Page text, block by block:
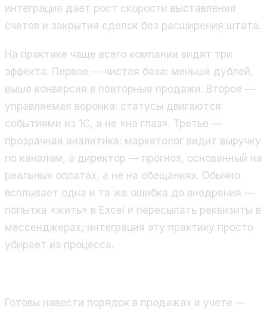
интеграция дает рост скорости выставления
счетов и закрытия сделок без расширения штата.
На практике чаще всего компании видят три
эффекта. Первое — чистая база: меньше дублей,
выше конверсия в повторные продажи. Второе —
управляемая воронка: статусы двигаются
событиями из 1С, а не «на глаз». Третье —
прозрачная аналитика: маркетолог видит выручку
по каналам, а директор — прогноз, основанный на
реальных оплатах, а не на обещаниях. Обычно
всплывает одна и та же ошибка до внедрения —
попытка «жить» в Excel и пересылать реквизиты в
мессенджерах; интеграция эту практику просто
убирает из процесса.
Готовы навести порядок в продажах и учете —